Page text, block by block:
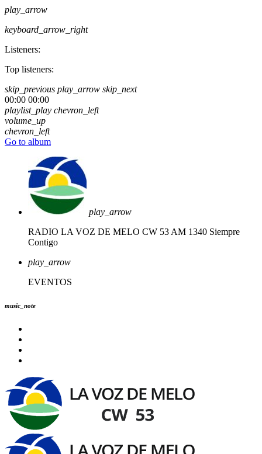
play_arrow
keyboard_arrow_right
Listeners:
Top listeners:
skip_previous play_arrow skip_next
00:00 00:00
playlist_play chevron_left
volume_up
chevron_left
Go to album
play_arrow
RADIO LA VOZ DE MELO CW 53 AM 1340 Siempre
Contigo
play_arrow
EVENTOS
music_note